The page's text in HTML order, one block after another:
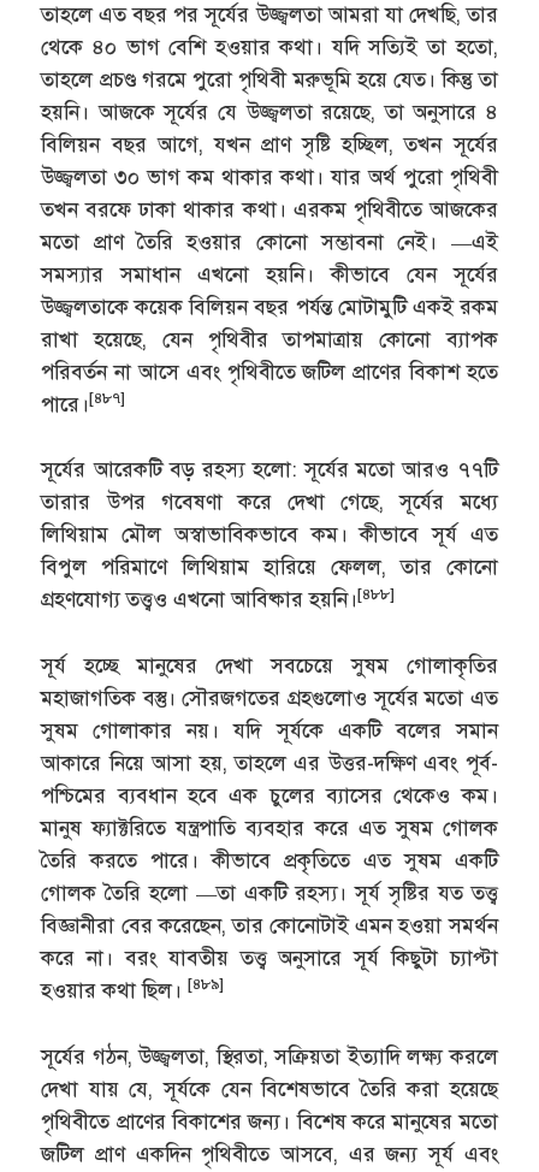
তাহলে এত বছর পর সূর্যের উজ্জ্বলতা আমরা যা দেখছি, তার
থেকে ৪০ ভাগ বেশি হওয়ার কথা। যদি সত্যিই তা হতো,
তাহলে প্রচণ্ড গরমে পুরো পৃথিবী মরুভূমি হয়ে যেত। কিন্তু তা
হয়নি। আজকে সূর্যের যে উজ্জ্বলতা রয়েছে, তা অনুসারে ৪
বিলিয়ন বছর আগে, যখন প্রাণ সৃষ্টি হচ্ছিল, তখন সূর্যের
উজ্জ্বলতা ৩০ ভাগ কম থাকার কথা। যার অর্থ পুরো পৃথিবী
তখন বরফে ঢাকা থাকার কথা। এরকম পৃথিবীতে আজকের
মতো প্রাণ তৈরি হওয়ার কোনো সম্ভাবনা নেই। —এই
সমস্যার সমাধান এখনো হয়নি। কীভাবে যেন সূর্যের
উজ্জ্বলতাকে কয়েক বিলিয়ন বছর পর্যন্ত মোটামুটি একই রকম
রাখা হয়েছে, যেন পৃথিবীর তাপমাত্রায় কোনো ব্যাপক
পরিবর্তন না আসে এবং পৃথিবীতে জটিল প্রাণের বিকাশ হতে
পারে।[৪৮৭]
সূর্যের আরেকটি বড় রহস্য হলো: সূর্যের মতো আরও ৭৭টি
তারার উপর গবেষণা করে দেখা গেছে, সূর্যের মধ্যে
লিথিয়াম মৌল অস্বাভাবিকভাবে কম। কীভাবে সূর্য এত
বিপুল পরিমাণে লিথিয়াম হারিয়ে ফেলল, তার কোনো
গ্রহণযোগ্য তত্ত্বও এখনো আবিষ্কার হয়নি।[৪৮৮]
সূর্য হচ্ছে মানুষের দেখা সবচেয়ে সুষম গোলাকৃতির
মহাজাগতিক বস্তু। সৌরজগতের গ্রহগুলোও সূর্যের মতো এত
সুষম গোলাকার নয়। যদি সূর্যকে একটি বলের সমান
আকারে নিয়ে আসা হয়, তাহলে এর উত্তর-দক্ষিণ এবং পূর্ব-
পশ্চিমের ব্যবধান হবে এক চুলের ব্যাসের থেকেও কম।
মানুষ ফ্যাক্টরিতে যন্ত্রপাতি ব্যবহার করে এত সুষম গোলক
তৈরি করতে পারে। কীভাবে প্রকৃতিতে এত সুষম একটি
গোলক তৈরি হলো —তা একটি রহস্য। সূর্য সৃষ্টির যত তত্ত্ব
বিজ্ঞানীরা বের করেছেন, তার কোনোটাই এমন হওয়া সমর্থন
করে না। বরং যাবতীয় তত্ত্ব অনুসারে সূর্য কিছুটা চ্যাপ্টা
হওয়ার কথা ছিল।[৪৮৯]
সূর্যের গঠন, উজ্জ্বলতা, স্থিরতা, সক্রিয়তা ইত্যাদি লক্ষ্য করলে
দেখা যায় যে, সূর্যকে যেন বিশেষভাবে তৈরি করা হয়েছে
পৃথিবীতে প্রাণের বিকাশের জন্য। বিশেষ করে মানুষের মতো
জটিল প্রাণ একদিন পৃথিবীতে আসবে, এর জন্য সূর্য এবং